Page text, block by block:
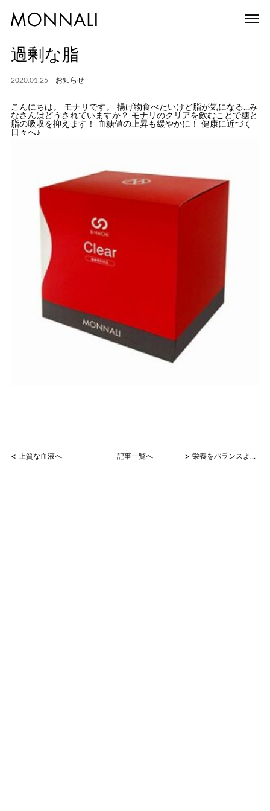
過剰な脂
2020.01.25 お知らせ
こんにちは。 モナリです。 揚げ物食べたいけど脂が気になる...み
なさんはどうされていますか？ モナリのクリアを飲むことで糖と
脂の吸収を抑えます！ 血糖値の上昇も緩やかに！ 健康に近づく
日々へ♪
< 上質な血液へ 記事一覧へ > 栄養をバランスよく！